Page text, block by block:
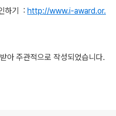
하기 : http://www.i-award.or.
아 주관적으로 작성되었습니다.